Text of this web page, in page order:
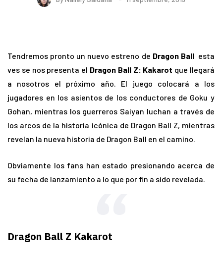
Tendremos pronto un nuevo estreno de Dragon Ball esta
ves se nos presenta el Dragon Ball Z: Kakarot que llegará
a nosotros el próximo año. El juego colocará a los
jugadores en los asientos de los conductores de Goku y
Gohan, mientras los guerreros Saiyan luchan a través de
los arcos de la historia icónica de Dragon Ball Z, mientras
revelan la nueva historia de Dragon Ball en el camino.
Obviamente los fans han estado presionando acerca de
su fecha de lanzamiento a lo que por fin a sido revelada.
Dragon Ball Z Kakarot